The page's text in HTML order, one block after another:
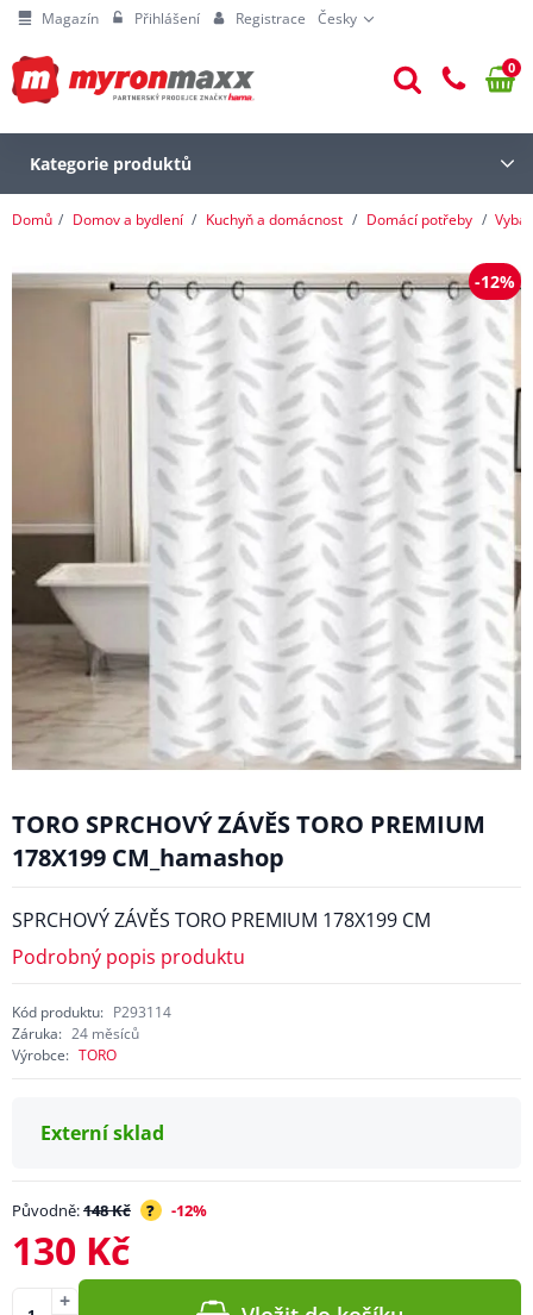
Magazín Přihlášení Registrace Česky
0
Kategorie produktů
Domů Domov a bydlení Kuchyň a domácnost Domácí potřeby
-12%
TORO SPRCHOVÝ ZÁVĚS TORO PREMIUM
178X199 CM_hamashop
SPRCHOVÝ ZÁVĚS TORO PREMIUM 178X199 CM
Podrobný popis produktu
Kód produktu: P293114
Záruka: 24 měsíců
Výrobce: TORO
Externí sklad
Původně:148 Kč ? -12%
130 Kč
+